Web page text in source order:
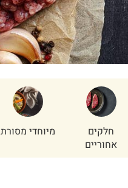
חלקים
אחוריים
מיוחדי מסורת